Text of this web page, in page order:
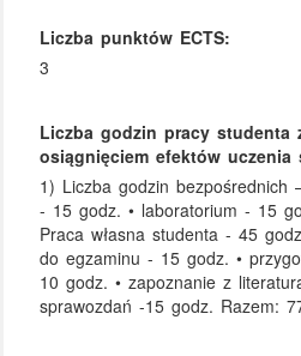
Liczba punktów ECTS:
3
Liczba godzin pracy studenta
osiągnięciem efektów uczenia
1) Liczba godzin bezpośrednich
- 15 godz. • laboratorium - 15
Praca własna studenta - 45
do egzaminu - 15 godz. •
10 godz. • zapoznanie z
sprawozdań -15 godz. Razem: